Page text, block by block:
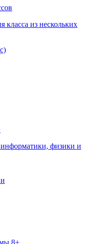
класса из нескольких
информатики, физики и